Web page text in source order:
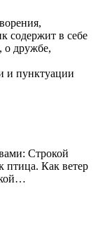
содержит в себе
о дружбе,
и пунктуации
Строкой
птица. Как ветер